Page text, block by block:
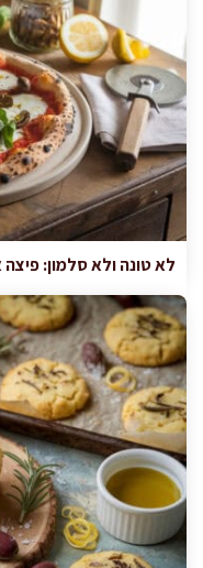
לא טונה ולא סלמון: